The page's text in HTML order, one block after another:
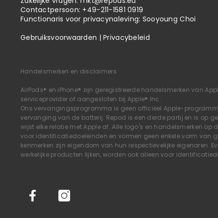
Contactpersoon: +49-211-1581 0919
Functionaris voor privacynaleving: Sooyoung Choi
Gebruiksvoorwaarden |Privacybeleid
Handelsmerken en disclaimers
AirPods® en iPhone® zijn geregistreerde handelsmerken van
serviceprovider of aangesloten bij Apple® Inc.
Ons vervangingsprogramma is geen officieel Apple-
vervanging van de batterij. Repod is een derde partij en is op
wijst elke relatie met Apple af. Alle logo's en handelsmerken op
voor identificatiedoeleinden en vormen geen enkele vorm van
kenmerken zijn eigendom van hun respectievelijke eigenaren.
werkelijke producten lijken, worden ook alleen voor